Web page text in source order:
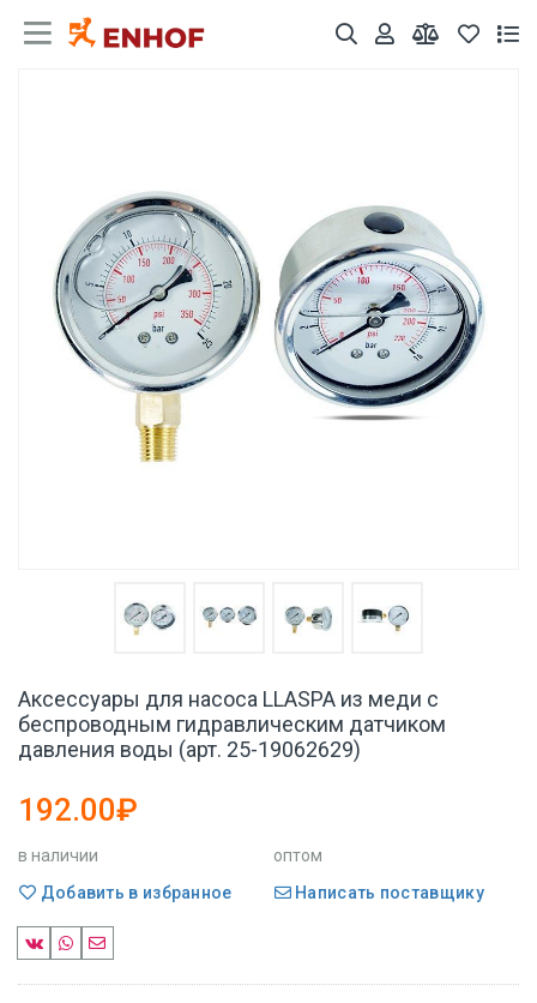
Аксессуары для насоса LLASPA из меди с
беспроводным гидравлическим датчиком
давления воды (арт. 25-19062629)
192.00₽
в наличии
оптом
Добавить в избранное
Написать поставщику